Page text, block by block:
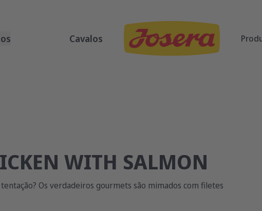
Cavalos
WITH SALMON
Os verdadeiros gourmets são mimados com filetes